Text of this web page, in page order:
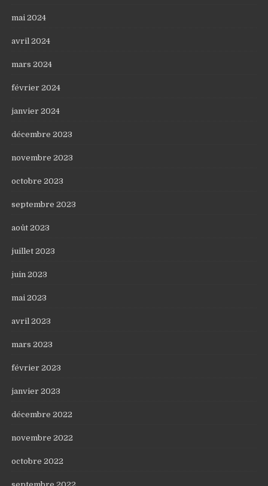
mai 2024
avril 2024
mars 2024
février 2024
janvier 2024
décembre 2023
novembre 2023
octobre 2023
septembre 2023
août 2023
juillet 2023
juin 2023
mai 2023
avril 2023
mars 2023
février 2023
janvier 2023
décembre 2022
novembre 2022
octobre 2022